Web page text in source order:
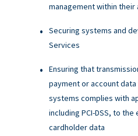
management within their
Securing systems and
Services
Ensuring that
payment or account
systems complies with
including PCI-DSS, to
cardholder data